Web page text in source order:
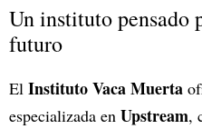
Un instituto pensado
futuro
El Instituto Vaca Muerta
especializada en Upstream,